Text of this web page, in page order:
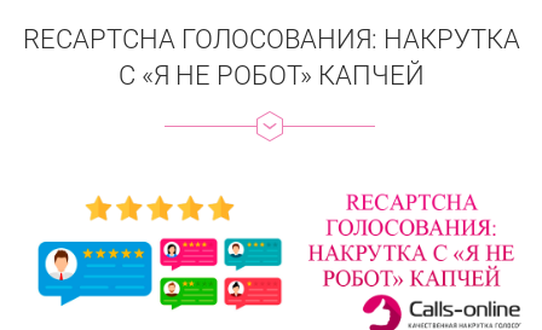
RECAPTCHA ГОЛОСОВАНИЯ: НАКРУТКА
С «Я НЕ РОБОТ» КАПЧЕЙ